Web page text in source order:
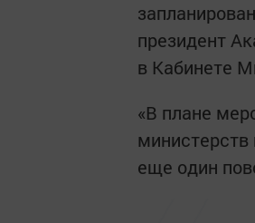
президент
в Кабинете
«В плане
еще один